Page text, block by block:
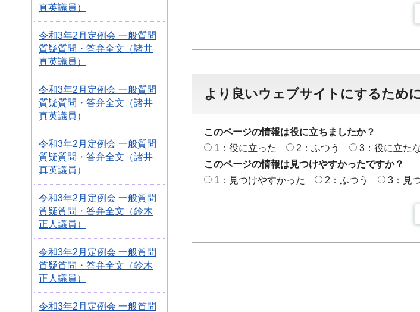
真英議員）
令和3年2月定例会 一般質問
質疑質問・答弁全文（諸井
真英議員）
令和3年2月定例会 一般質問
質疑質問・答弁全文（諸井
真英議員）
令和3年2月定例会 一般質問
質疑質問・答弁全文（諸井
真英議員）
令和3年2月定例会 一般質問
質疑質問・答弁全文（鈴木
正人議員）
令和3年2月定例会 一般質問
質疑質問・答弁全文（鈴木
正人議員）
令和3年2月定例会 一般質問
より良いウェブサイトにするため
このページの情報は役に立ちましたか？
1：役に立った
2：ふつう
3：役に立た
このページの情報は見つけやすかったですか？
1：見つけやすかった
2：ふつう 3：見